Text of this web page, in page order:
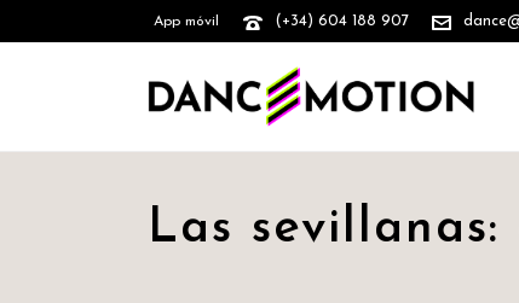
App móvil (+34) 604 188 907
Las